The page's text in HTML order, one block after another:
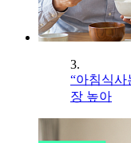
3.
“아침식사
장 높아